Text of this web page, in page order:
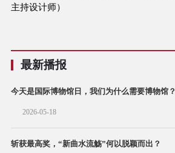
主持设计师）
最新播报
今天是国际博物馆日，我们为什么需要博物馆？
2026-05-18
斩获最高奖，“新曲水流觞”何以脱颖而出？